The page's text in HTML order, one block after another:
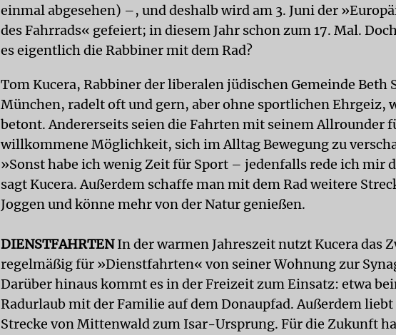
einmal abgesehen) –, und deshalb wird am 3. Juni der
des Fahrrads« gefeiert; in diesem Jahr schon zum 17. Mal.
es eigentlich die Rabbiner mit dem Rad?
Tom Kucera, Rabbiner der liberalen jüdischen Gemeinde Beth
München, radelt oft und gern, aber ohne sportlichen Ehrgeiz,
betont. Andererseits seien die Fahrten mit seinem Allrounder
willkommene Möglichkeit, sich im Alltag Bewegung zu
»Sonst habe ich wenig Zeit für Sport – jedenfalls rede ich mir
sagt Kucera. Außerdem schaffe man mit dem Rad weitere
Joggen und könne mehr von der Natur genießen.
DIENSTFAHRTENIn der warmen Jahreszeit nutzt Kucera das
regelmäßig für »Dienstfahrten« von seiner Wohnung zur
Darüber hinaus kommt es in der Freizeit zum Einsatz: etwa
Radurlaub mit der Familie auf dem Donaupfad. Außerdem liebt
Strecke von Mittenwald zum Isar-Ursprung. Für die Zukunft